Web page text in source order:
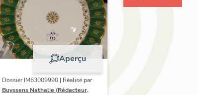
Aperçu
Dossier IM63009990 | Réalisé par
Buyssens Nathalie (Rédacteur,